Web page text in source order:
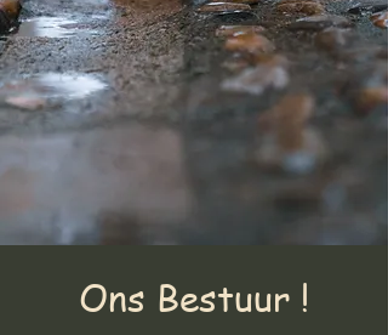
Ons Bestuur !